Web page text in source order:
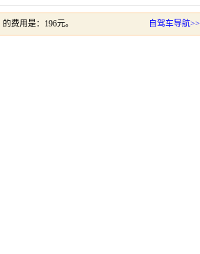
自驾车导航>>
费用是：196元。